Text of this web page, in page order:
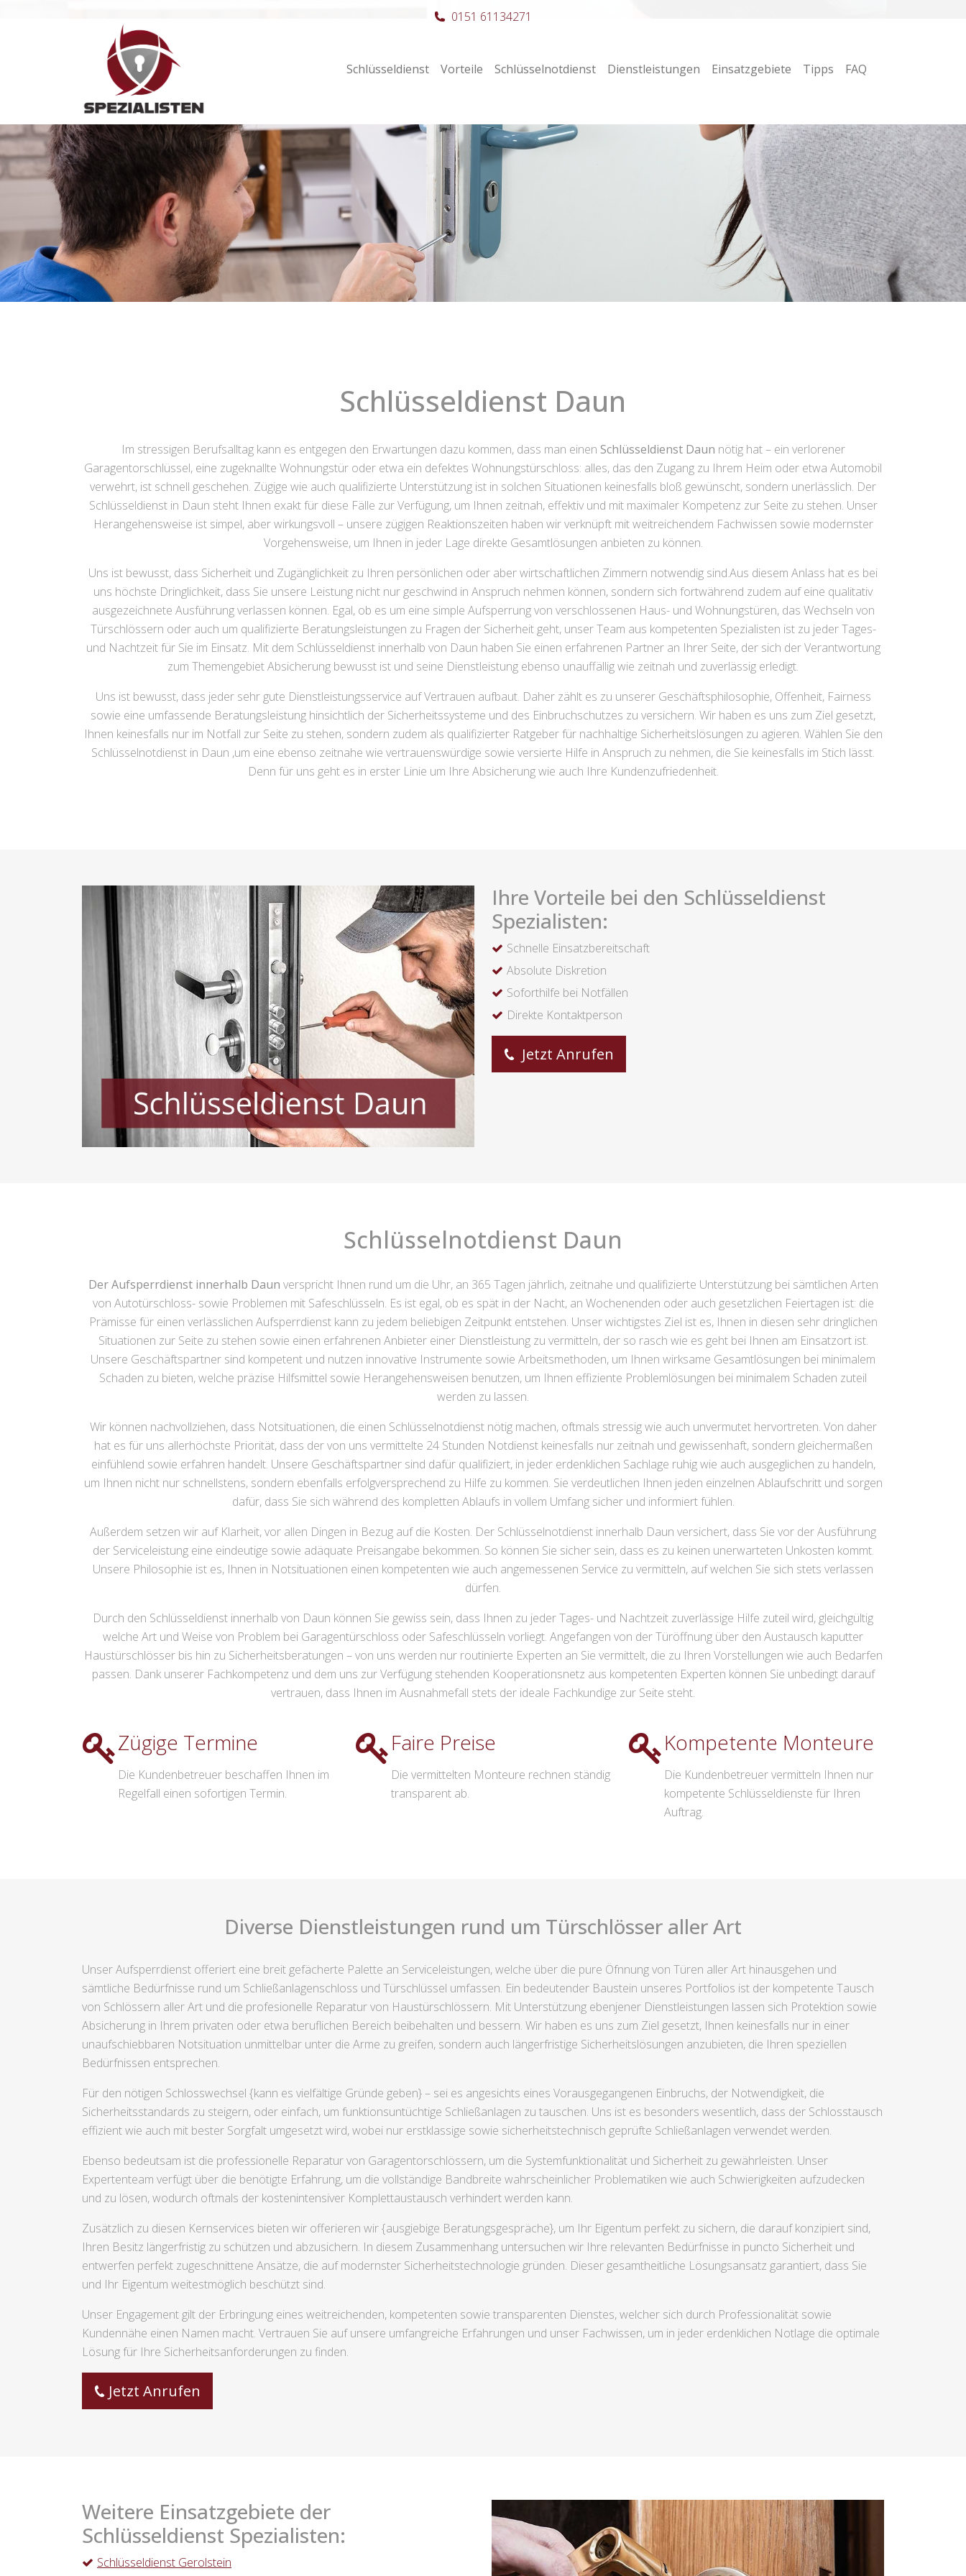
Hauptnavigation Schlüsseldienst Vorteile Schlüsselnotdienst Dienstleistungen Einsatzgebiete Tipps FAQ
0151 61134271
Schlüsseldienst Daun
Im stressigen Berufsalltag kann es entgegen den Erwartungen dazu kommen, dass man einen Schlüsseldienst Daun nötig hat – ein verlorener
Garagentorschlüssel, eine zugeknallte Wohnungstür oder etwa ein defektes Wohnungstürschloss: alles, das den Zugang zu Ihrem Heim oder etwa Automobil
verwehrt, ist schnell geschehen. Zügige wie auch qualifizierte Unterstützung ist in solchen Situationen keinesfalls bloß gewünscht, sondern unerlässlich. Der
Schlüsseldienst in Daun steht Ihnen exakt für diese Fälle zur Verfügung, um Ihnen zeitnah, effektiv und mit maximaler Kompetenz zur Seite zu stehen. Unser
Herangehensweise ist simpel, aber wirkungsvoll – unsere zügigen Reaktionszeiten haben wir verknüpft mit weitreichendem Fachwissen sowie modernster
Vorgehensweise, um Ihnen in jeder Lage direkte Gesamtlösungen anbieten zu können.
Uns ist bewusst, dass Sicherheit und Zugänglichkeit zu Ihren persönlichen oder aber wirtschaftlichen Zimmern notwendig sind.Aus diesem Anlass hat es bei
uns höchste Dringlichkeit, dass Sie unsere Leistung nicht nur geschwind in Anspruch nehmen können, sondern sich fortwährend zudem auf eine qualitativ
ausgezeichnete Ausführung verlassen können. Egal, ob es um eine simple Aufsperrung von verschlossenen Haus- und Wohnungstüren, das Wechseln von
Türschlössern oder auch um qualifizierte Beratungsleistungen zu Fragen der Sicherheit geht, unser Team aus kompetenten Spezialisten ist zu jeder Tages-
und Nachtzeit für Sie im Einsatz. Mit dem Schlüsseldienst innerhalb von Daun haben Sie einen erfahrenen Partner an Ihrer Seite, der sich der Verantwortung
zum Themengebiet Absicherung bewusst ist und seine Dienstleistung ebenso unauffällig wie zeitnah und zuverlässig erledigt.
Uns ist bewusst, dass jeder sehr gute Dienstleistungsservice auf Vertrauen aufbaut. Daher zählt es zu unserer Geschäftsphilosophie, Offenheit, Fairness
sowie eine umfassende Beratungsleistung hinsichtlich der Sicherheitssysteme und des Einbruchschutzes zu versichern. Wir haben es uns zum Ziel gesetzt,
Ihnen keinesfalls nur im Notfall zur Seite zu stehen, sondern zudem als qualifizierter Ratgeber für nachhaltige Sicherheitslösungen zu agieren. Wählen Sie den
Schlüsselnotdienst in Daun ,um eine ebenso zeitnahe wie vertrauenswürdige sowie versierte Hilfe in Anspruch zu nehmen, die Sie keinesfalls im Stich lässt.
Denn für uns geht es in erster Linie um Ihre Absicherung wie auch Ihre Kundenzufriedenheit.
Ihre Vorteile bei den Schlüsseldienst
Spezialisten:
Schnelle Einsatzbereitschaft
Absolute Diskretion
Soforthilfe bei Notfällen
Direkte Kontaktperson
Jetzt Anrufen
Schlüsselnotdienst Daun
Der Aufsperrdienst innerhalb Daun verspricht Ihnen rund um die Uhr, an 365 Tagen jährlich, zeitnahe und qualifizierte Unterstützung bei sämtlichen Arten
von Autotürschloss- sowie Problemen mit Safeschlüsseln. Es ist egal, ob es spät in der Nacht, an Wochenenden oder auch gesetzlichen Feiertagen ist: die
Prämisse für einen verlässlichen Aufsperrdienst kann zu jedem beliebigen Zeitpunkt entstehen. Unser wichtigstes Ziel ist es, Ihnen in diesen sehr dringlichen
Situationen zur Seite zu stehen sowie einen erfahrenen Anbieter einer Dienstleistung zu vermitteln, der so rasch wie es geht bei Ihnen am Einsatzort ist.
Unsere Geschäftspartner sind kompetent und nutzen innovative Instrumente sowie Arbeitsmethoden, um Ihnen wirksame Gesamtlösungen bei minimalem
Schaden zu bieten, welche präzise Hilfsmittel sowie Herangehensweisen benutzen, um Ihnen effiziente Problemlösungen bei minimalem Schaden zuteil
werden zu lassen.
Wir können nachvollziehen, dass Notsituationen, die einen Schlüsselnotdienst nötig machen, oftmals stressig wie auch unvermutet hervortreten. Von daher
hat es für uns allerhöchste Priorität, dass der von uns vermittelte 24 Stunden Notdienst keinesfalls nur zeitnah und gewissenhaft, sondern gleichermaßen
einfühlend sowie erfahren handelt. Unsere Geschäftspartner sind dafür qualifiziert, in jeder erdenklichen Sachlage ruhig wie auch ausgeglichen zu handeln,
um Ihnen nicht nur schnellstens, sondern ebenfalls erfolgversprechend zu Hilfe zu kommen. Sie verdeutlichen Ihnen jeden einzelnen Ablaufschritt und sorgen
dafür, dass Sie sich während des kompletten Ablaufs in vollem Umfang sicher und informiert fühlen.
Außerdem setzen wir auf Klarheit, vor allen Dingen in Bezug auf die Kosten. Der Schlüsselnotdienst innerhalb Daun versichert, dass Sie vor der Ausführung
der Serviceleistung eine eindeutige sowie adäquate Preisangabe bekommen. So können Sie sicher sein, dass es zu keinen unerwarteten Unkosten kommt.
Unsere Philosophie ist es, Ihnen in Notsituationen einen kompetenten wie auch angemessenen Service zu vermitteln, auf welchen Sie sich stets verlassen
dürfen.
Durch den Schlüsseldienst innerhalb von Daun können Sie gewiss sein, dass Ihnen zu jeder Tages- und Nachtzeit zuverlässige Hilfe zuteil wird, gleichgültig
welche Art und Weise von Problem bei Garagentürschloss oder Safeschlüsseln vorliegt. Angefangen von der Türöffnung über den Austausch kaputter
Haustürschlösser bis hin zu Sicherheitsberatungen – von uns werden nur routinierte Experten an Sie vermittelt, die zu Ihren Vorstellungen wie auch Bedarfen
passen. Dank unserer Fachkompetenz und dem uns zur Verfügung stehenden Kooperationsnetz aus kompetenten Experten können Sie unbedingt darauf
vertrauen, dass Ihnen im Ausnahmefall stets der ideale Fachkundige zur Seite steht.
Zügige Termine
Die Kundenbetreuer beschaffen Ihnen im
Regelfall einen sofortigen Termin.
Faire Preise
Die vermittelten Monteure rechnen ständig
transparent ab.
Kompetente Monteure
Die Kundenbetreuer vermitteln Ihnen nur
kompetente Schlüsseldienste für Ihren
Auftrag.
Diverse Dienstleistungen rund um Türschlösser aller Art
Unser Aufsperrdienst offeriert eine breit gefächerte Palette an Serviceleistungen, welche über die pure Öfnnung von Türen aller Art hinausgehen und
sämtliche Bedürfnisse rund um Schließanlagenschloss und Türschlüssel umfassen. Ein bedeutender Baustein unseres Portfolios ist der kompetente Tausch
von Schlössern aller Art und die profesionelle Reparatur von Haustürschlössern. Mit Unterstützung ebenjener Dienstleistungen lassen sich Protektion sowie
Absicherung in Ihrem privaten oder etwa beruflichen Bereich beibehalten und bessern. Wir haben es uns zum Ziel gesetzt, Ihnen keinesfalls nur in einer
unaufschiebbaren Notsituation unmittelbar unter die Arme zu greifen, sondern auch längerfristige Sicherheitslösungen anzubieten, die Ihren speziellen
Bedürfnissen entsprechen.
Für den nötigen Schlosswechsel {kann es vielfältige Gründe geben} – sei es angesichts eines Vorausgegangenen Einbruchs, der Notwendigkeit, die
Sicherheitsstandards zu steigern, oder einfach, um funktionsuntüchtige Schließanlagen zu tauschen. Uns ist es besonders wesentlich, dass der Schlosstausch
effizient wie auch mit bester Sorgfalt umgesetzt wird, wobei nur erstklassige sowie sicherheitstechnisch geprüfte Schließanlagen verwendet werden.
Ebenso bedeutsam ist die professionelle Reparatur von Garagentorschlössern, um die Systemfunktionalität und Sicherheit zu gewährleisten. Unser
Expertenteam verfügt über die benötigte Erfahrung, um die vollständige Bandbreite wahrscheinlicher Problematiken wie auch Schwierigkeiten aufzudecken
und zu lösen, wodurch oftmals der kostenintensiver Komplettaustausch verhindert werden kann.
Zusätzlich zu diesen Kernservices bieten wir offerieren wir {ausgiebige Beratungsgespräche}, um Ihr Eigentum perfekt zu sichern, die darauf konzipiert sind,
Ihren Besitz längerfristig zu schützen und abzusichern. In diesem Zusammenhang untersuchen wir Ihre relevanten Bedürfnisse in puncto Sicherheit und
entwerfen perfekt zugeschnittene Ansätze, die auf modernster Sicherheitstechnologie gründen. Dieser gesamtheitliche Lösungsansatz garantiert, dass Sie
und Ihr Eigentum weitestmöglich beschützt sind.
Unser Engagement gilt der Erbringung eines weitreichenden, kompetenten sowie transparenten Dienstes, welcher sich durch Professionalität sowie
Kundennähe einen Namen macht. Vertrauen Sie auf unsere umfangreiche Erfahrungen und unser Fachwissen, um in jeder erdenklichen Notlage die optimale
Lösung für Ihre Sicherheitsanforderungen zu finden.
Jetzt Anrufen
Weitere Einsatzgebiete der
Schlüsseldienst Spezialisten:
Schlüsseldienst Gerolstein